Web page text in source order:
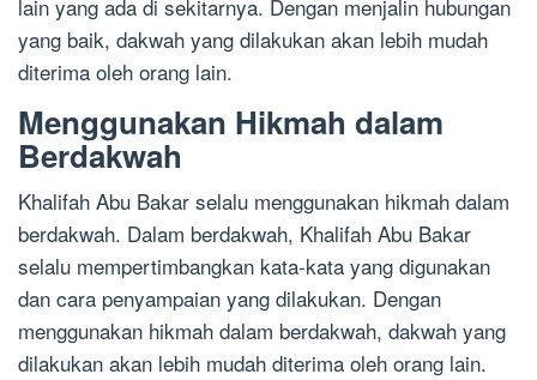
lain yang ada di sekitarnya. Dengan menjalin hubungan
yang baik, dakwah yang dilakukan akan lebih mudah
diterima oleh orang lain.
Menggunakan Hikmah dalam
Berdakwah
Khalifah Abu Bakar selalu menggunakan hikmah dalam
berdakwah. Dalam berdakwah, Khalifah Abu Bakar
selalu mempertimbangkan kata-kata yang digunakan
dan cara penyampaian yang dilakukan. Dengan
menggunakan hikmah dalam berdakwah, dakwah yang
dilakukan akan lebih mudah diterima oleh orang lain.